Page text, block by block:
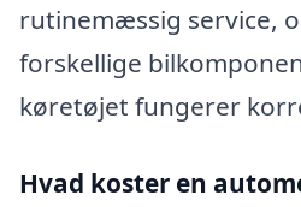
rutinemæssig service,
forskellige
køretøjet fungerer
Hvad koster en